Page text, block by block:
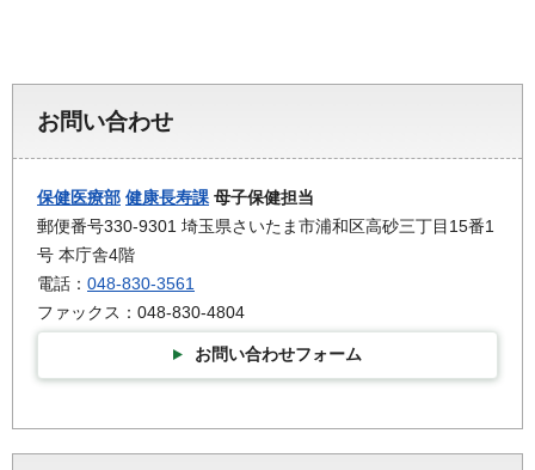
お問い合わせ
保健医療部 健康長寿課 母子保健担当
郵便番号330-9301 埼玉県さいたま市浦和区高砂三丁目15番1
号 本庁舎4階
電話： 048-830-3561
ファックス：048-830-4804
お問い合わせフォーム